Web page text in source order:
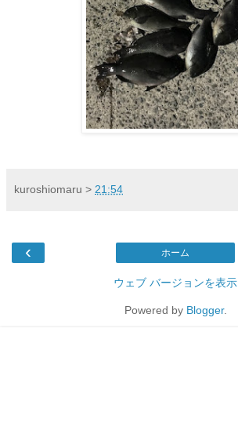
kuroshiomaru > 21:54
‹ ホーム
ウェブ バージョンを表示
Powered by Blogger.